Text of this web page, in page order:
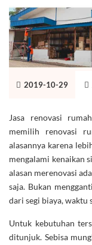
2019-10-29
Jasa renovasi
memilih renovasi
alasannya karena
mengalami kenaikan
alasan merenovasi
saja. Bukan
dari segi biaya, waktu
Untuk kebutuhan
ditunjuk. Sebisa